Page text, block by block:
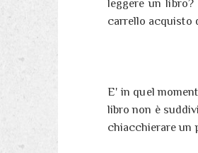
leggere un libro?
carrello acquisto
E' in quel
libro non è
chiacchierare un